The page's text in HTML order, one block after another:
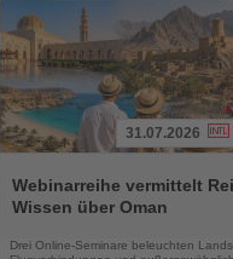
Sie
die
31.07.2026
Webinarreihe vermittelt
Wissen über Oman
Drei Online-Seminare beleuchten